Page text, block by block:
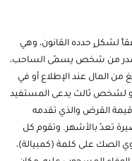
لشكلٍ حدده القانون، وهي
يصدر من شخص يسمّى الساحب،
المال عند الإطلاع أو في
لشخص ثالث يدعى المستفيد
قيمة القرض والذي تقدمه
تعدّ بالأشهر. وتقوم كل
الصك على كلمة (كمبيالة)،